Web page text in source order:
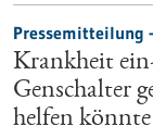
Pressemitteilung
Krankheit
Genschalter
helfen könnte